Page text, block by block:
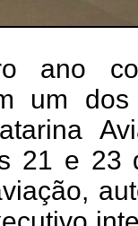
ano
um
21 e 23